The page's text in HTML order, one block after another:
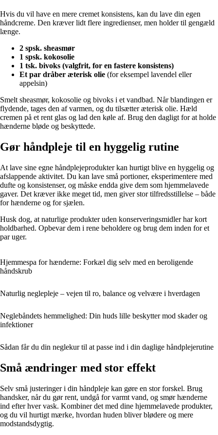
Hvis du vil have en mere cremet konsistens, kan du lave din egen
håndcreme. Den kræver lidt flere ingredienser, men holder til gengæld
længe.
2 spsk. sheasmør
1 spsk. kokosolie
1 tsk. bivoks (valgfrit, for en fastere konsistens)
Et par dråber æterisk olie (for eksempel lavendel eller
appelsin)
Smelt sheasmør, kokosolie og bivoks i et vandbad. Når blandingen er
flydende, tages den af varmen, og du tilsætter æterisk olie. Hæld
cremen på et rent glas og lad den køle af. Brug den dagligt for at holde
hænderne bløde og beskyttede.
Gør håndpleje til en hyggelig rutine
At lave sine egne håndplejeprodukter kan hurtigt blive en hyggelig og
afslappende aktivitet. Du kan lave små portioner, eksperimentere med
dufte og konsistenser, og måske endda give dem som hjemmelavede
gaver. Det kræver ikke meget tid, men giver stor tilfredsstillelse – både
for hænderne og for sjælen.
Husk dog, at naturlige produkter uden konserveringsmidler har kort
holdbarhed. Opbevar dem i rene beholdere og brug dem inden for et
par uger.
Hjemmespa for hænderne: Forkæl dig selv med en beroligende
håndskrub
Naturlig neglepleje – vejen til ro, balance og velvære i hverdagen
Neglebåndets hemmelighed: Din huds lille beskytter mod skader og
infektioner
Sådan får du din neglekur til at passe ind i din daglige håndplejerutine
Små ændringer med stor effekt
Selv små justeringer i din håndpleje kan gøre en stor forskel. Brug
handsker, når du gør rent, undgå for varmt vand, og smør hænderne
ind efter hver vask. Kombiner det med dine hjemmelavede produkter,
og du vil hurtigt mærke, hvordan huden bliver blødere og mere
modstandsdygtig.